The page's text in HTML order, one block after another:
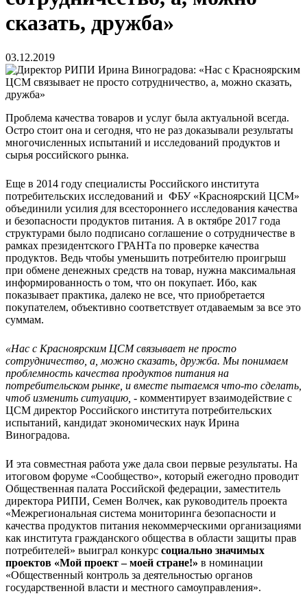
сказать, дружба»
03.12.2019
Проблема качества товаров и услуг была актуальной всегда.
Остро стоит она и сегодня, что не раз доказывали результаты
многочисленных испытаний и исследований продуктов и
сырья российского рынка.
Еще в 2014 году специалисты Российского института
потребительских исследований и ФБУ «Красноярский ЦСМ»
объединили усилия для всестороннего исследования качества
и безопасности продуктов питания. А в октябре 2017 года
структурами было подписано соглашение о сотрудничестве в
рамках президентского ГРАНТа по проверке качества
продуктов. Ведь чтобы уменьшить потребителю проигрыш
при обмене денежных средств на товар, нужна максимальная
информированность о том, что он покупает. Ибо, как
показывает практика, далеко не все, что приобретается
покупателем, объективно соответствует отдаваемым за все это
суммам.
«Нас с Красноярским ЦСМ связывает не просто
сотрудничество, а, можно сказать, дружба. Мы понимаем
проблемность качества продуктов питания на
потребительском рынке, и вместе пытаемся что-то сделать,
чтоб изменить ситуацию, - комментирует взаимодействие с
ЦСМ директор Российского института потребительских
испытаний, кандидат экономических наук Ирина
Виноградова.
И эта совместная работа уже дала свои первые результаты. На
итоговом форуме «Сообщество», который ежегодно проводит
Общественная палата Российской федерации, заместитель
директора РИПИ, Семен Волчек, как руководитель проекта
«Межрегиональная система мониторинга безопасности и
качества продуктов питания некоммерческими организациями
как института гражданского общества в области защиты прав
потребителей» выиграл конкурс социально значимых
проектов «Мой проект – моей стране!» в номинации
«Общественный контроль за деятельностью органов
государственной власти и местного самоуправления».